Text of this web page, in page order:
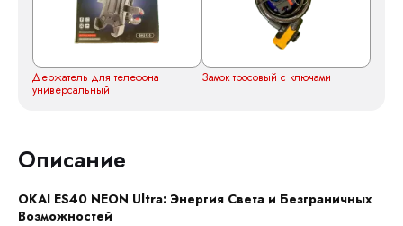
Держатель для телефона
универсальный
Замок тросовый с ключами
Описание
OKAI ES40 NEON Ultra: Энергия Света и Безграничных
Возможностей